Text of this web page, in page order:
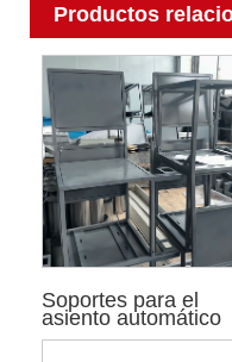
Productos
Soportes para el
asiento automático